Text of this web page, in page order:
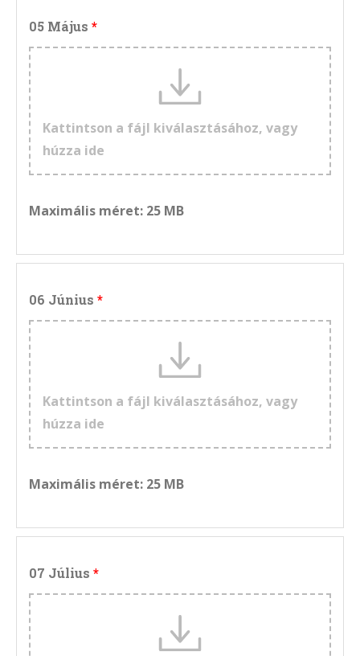
05 Május
Kattintson a fájl kiválasztásához, vagy
húzza ide
Maximális méret: 25 MB
06 Június
Kattintson a fájl kiválasztásához, vagy
húzza ide
Maximális méret: 25 MB
07 Július